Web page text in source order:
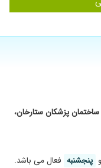
پزشکان ستارخان،
و پنجشنبه فعال می باشد.